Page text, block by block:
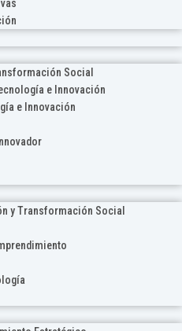
Social
e Innovación
e Innovación
y Transformación Social